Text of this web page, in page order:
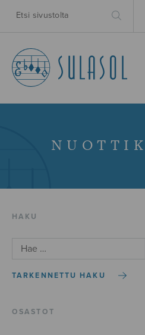
HAKU
TARKENNETTU HAKU
OSASTOT